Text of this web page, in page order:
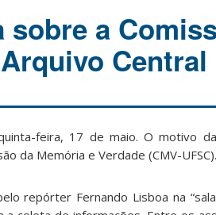
sobre a
Central
feira, 17 de maio. O motivo
da Memória e Verdade (CMV-UFSC).
repórter Fernando Lisboa na